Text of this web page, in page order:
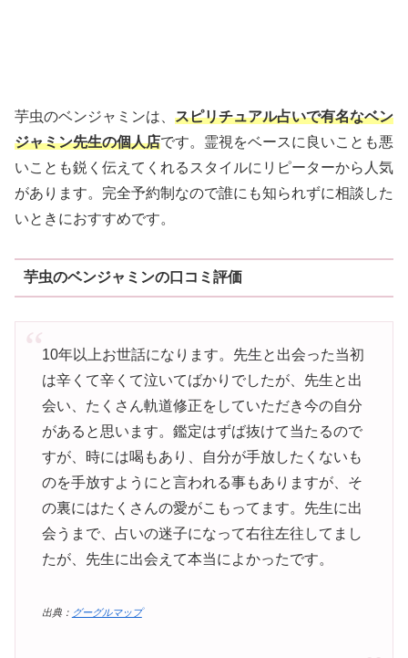
芋虫のベンジャミンは、 スピリチュアル占いで有名なベン
ジャミン先生の個人店です。霊視をベースに良いことも悪
いことも鋭く伝えてくれるスタイルにリピーターから人気
があります。完全予約制なので誰にも知られずに相談した
いときにおすすめです。
芋虫のベンジャミンの口コミ評価
10年以上お世話になります。先生と出会った当初
は辛くて辛くて泣いてばかりでしたが、先生と出
会い、たくさん軌道修正をしていただき今の自分
があると思います。鑑定はずば抜けて当たるので
すが、時には喝もあり、自分が手放したくないも
のを手放すようにと言われる事もありますが、そ
の裏にはたくさんの愛がこもってます。先生に出
会うまで、占いの迷子になって右往左往してまし
たが、先生に出会えて本当によかったです。
出典： グーグルマップ